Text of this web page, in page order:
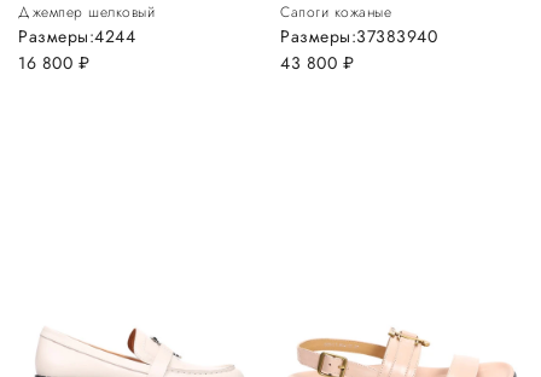
Джемпер шелковый
16 800 руб.
Размеры:4244
Сапоги кожаные
43 800 руб.
Размеры:37383940